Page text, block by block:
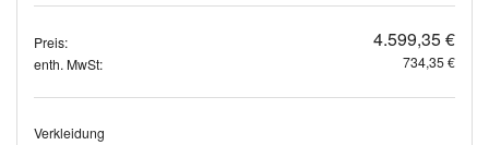
Preis: 4.599,35 €
enth. MwSt: 734,35 €
Verkleidung